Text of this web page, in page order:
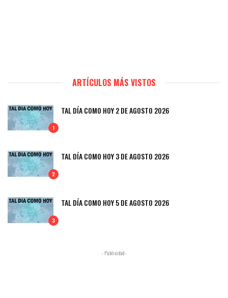
ARTÍCULOS MÁS VISTOS
1
TAL DÍA COMO HOY 2 DE AGOSTO 2026
2
TAL DÍA COMO HOY 3 DE AGOSTO 2026
3
TAL DÍA COMO HOY 5 DE AGOSTO 2026
- Publicidad -